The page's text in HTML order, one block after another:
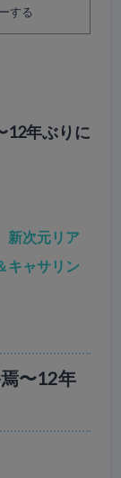
する
12年ぶりに
新次元リア
キャサリン
〜12年